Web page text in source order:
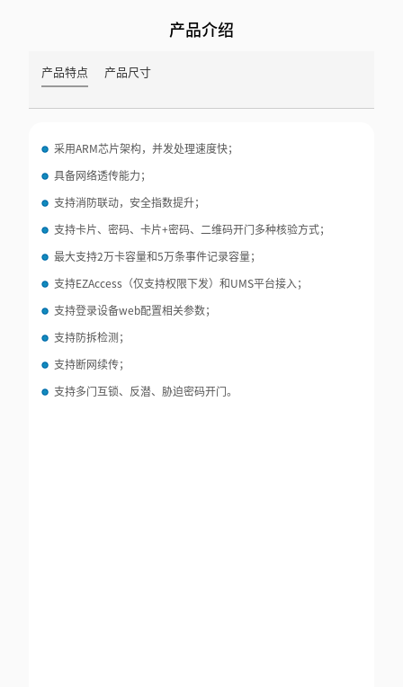
产品介绍
产品特点 产品尺寸
采用ARM芯片架构，并发处理速度快；
具备网络透传能力；
支持消防联动，安全指数提升；
支持卡片、密码、卡片+密码、二维码开门多种核验方式；
最大支持2万卡容量和5万条事件记录容量；
支持EZAccess（仅支持权限下发）和UMS平台接入；
支持登录设备web配置相关参数；
支持防拆检测；
支持断网续传；
支持多门互锁、反潜、胁迫密码开门。